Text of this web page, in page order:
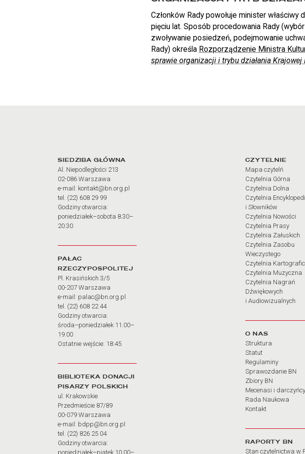
Członków Rady powołuje minister
pięciu lat. Sposób procedowania Rady
zwoływanie posiedzeń, podejmowanie
Rady) określa Rozporządzenie Ministra
sprawie organizacji i trybu działania Krajowej
Adres oraz godziny otwarcia
SIEDZIBA GŁÓWNA
Al. Niepodległości 213
02-086 Warszawa
e-mail: kontakt@bn.org.pl
tel. (22) 608 29 99
Godziny otwarcia:
poniedziałek–sobota 8.30–
20.30
PAŁAC
RZECZYPOSPOLITEJ
Pl. Krasińskich 3/5
00-207 Warszawa
e-mail: palac@bn.org.pl
tel. (22) 608 22 44
Godziny otwarcia:
środa–poniedziałek 11.00–
19.00
Ostatnie wejście: 18:45
BIBLIOTEKA DONACJI
PISARZY POLSKICH
ul. Krakowskie
Przedmieście 87/89
00-079 Warszawa
e-mail: bdpp@bn.org.pl
tel. (22) 826 25 04
Godziny otwarcia:
poniedziałek–piątek 10.00–
Linki do
CZYTELNIE
Mapa czytelń
Czytelnia Górna
Czytelnia Dolna
Czytelnia
i Słowników
Czytelnia Nowości
Czytelnia Prasy
Czytelnia Załuskich
Czytelnia Zasobu
Wieczystego
Czytelnia
Czytelnia Muzyczna
Czytelnia Nagrań
Dźwiękowych
i Audiowizualnych
O NAS
Struktura
Statut
Regulaminy
Sprawozdanie BN
Zbiory BN
Mecenasi i darczyńcy
Rada Naukowa
Kontakt
RAPORTY BN
Stan czytelnictwa w